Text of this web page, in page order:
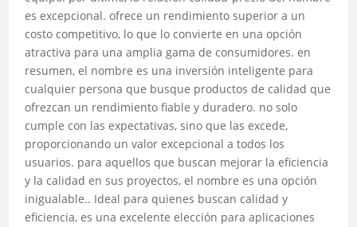
es excepcional. ofrece un rendimiento superior a un
costo competitivo, lo que lo convierte en una opción
atractiva para una amplia gama de consumidores. en
resumen, el nombre es una inversión inteligente para
cualquier persona que busque productos de calidad que
ofrezcan un rendimiento fiable y duradero. no solo
cumple con las expectativas, sino que las excede,
proporcionando un valor excepcional a todos los
usuarios. para aquellos que buscan mejorar la eficiencia
y la calidad en sus proyectos, el nombre es una opción
inigualable.. Ideal para quienes buscan calidad y
eficiencia, es una excelente elección para aplicaciones